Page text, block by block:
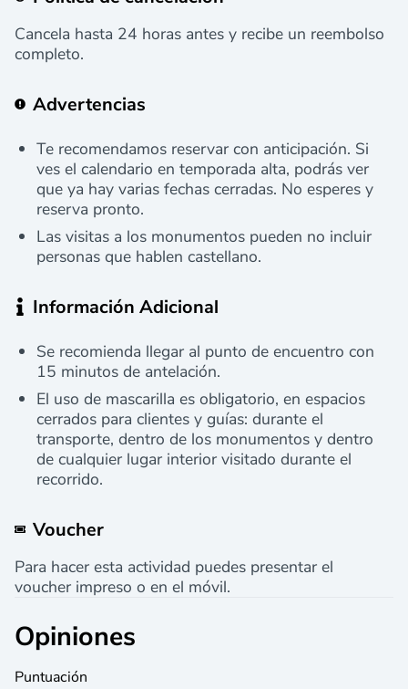
Cancela hasta 24 horas antes y recibe un reembolso
completo.
Advertencias
Te recomendamos reservar con anticipación. Si
ves el calendario en temporada alta, podrás ver
que ya hay varias fechas cerradas. No esperes y
reserva pronto.
Las visitas a los monumentos pueden no incluir
personas que hablen castellano.
Información Adicional
Se recomienda llegar al punto de encuentro con
15 minutos de antelación.
El uso de mascarilla es obligatorio, en espacios
cerrados para clientes y guías: durante el
transporte, dentro de los monumentos y dentro
de cualquier lugar interior visitado durante el
recorrido.
Voucher
Para hacer esta actividad puedes presentar el
voucher impreso o en el móvil.
Opiniones
Puntuación